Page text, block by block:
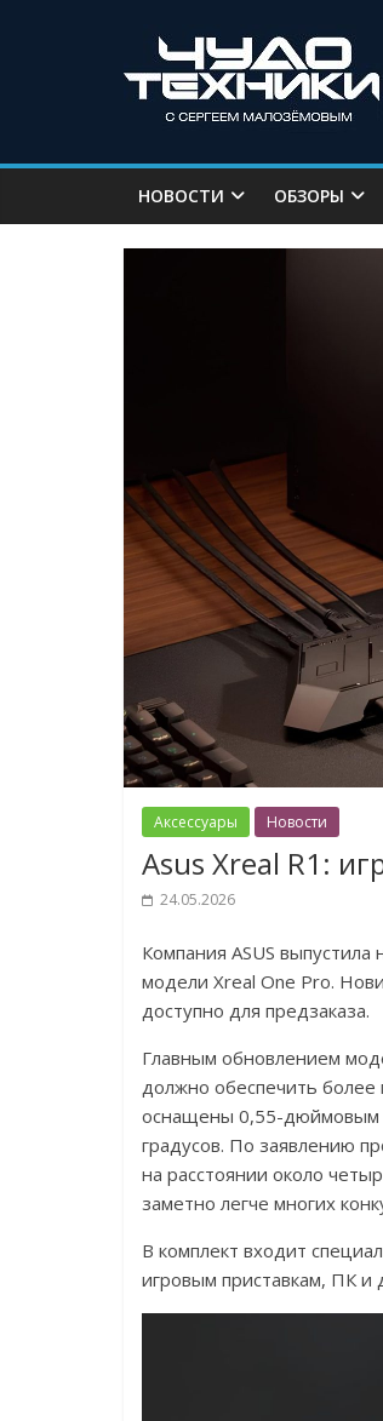
НОВОСТИ ОБЗОРЫ
Аксессуары Новости
Asus Xreal R1:
24.05.2026
Компания ASUS
модели Xreal One Pro.
доступно для предзаказа.
Главным обновлением
должно обеспечить более
оснащены 0,55-дюймовым
градусов. По заявлению
на расстоянии около
заметно легче многих
В комплект входит
игровым приставкам, ПК и